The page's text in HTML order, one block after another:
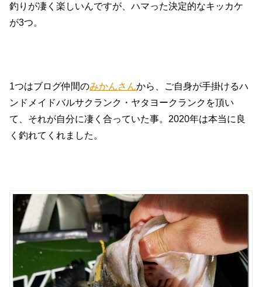
釣りが凄く楽しいんですが、ハマった決定的なキッカケ
が3つ。
1つはブログ仲間のみかんさんから、ご自身が手掛けるハ
ンドメイドバルサクランク・ヤタヨークランクを頂い
て、それが自分に凄く合っていた事。2020年は本当に良
く釣れてくれました。